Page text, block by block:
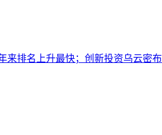
来排名上升最快；创新投资乌云密布